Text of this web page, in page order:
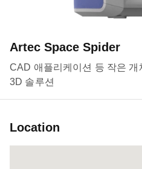
Artec Space Spider
CAD 애플리케이션 등 작은 개
3D 솔루션
Location